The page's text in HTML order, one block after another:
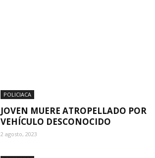
POLICIACA
JOVEN MUERE ATROPELLADO POR
VEHÍCULO DESCONOCIDO
2 agosto, 2023